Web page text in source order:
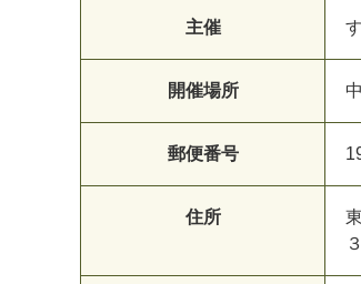
主催
開催場所
郵便番号
住所